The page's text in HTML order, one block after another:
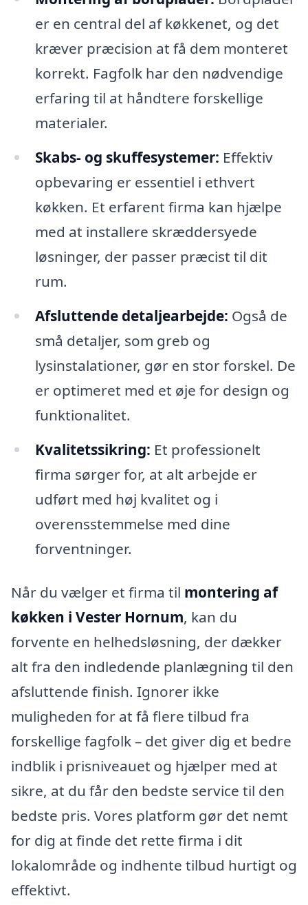
er en central del af køkkenet, og det
kræver præcision at få dem monteret
korrekt. Fagfolk har den nødvendige
erfaring til at håndtere forskellige
materialer.
Skabs- og skuffesystemer: Effektiv
opbevaring er essentiel i ethvert
køkken. Et erfarent firma kan hjælpe
med at installere skræddersyede
løsninger, der passer præcist til dit
rum.
Afsluttende detaljearbejde: Også de
små detaljer, som greb og
lysinstalationer, gør en stor forskel. De
er optimeret med et øje for design og
funktionalitet.
Kvalitetssikring: Et professionelt
firma sørger for, at alt arbejde er
udført med høj kvalitet og i
overensstemmelse med dine
forventninger.
Når du vælger et firma til montering af
køkken i Vester Hornum, kan du
forvente en helhedsløsning, der dækker
alt fra den indledende planlægning til den
afsluttende finish. Ignorer ikke
muligheden for at få flere tilbud fra
forskellige fagfolk – det giver dig et bedre
indblik i prisniveauet og hjælper med at
sikre, at du får den bedste service til den
bedste pris. Vores platform gør det nemt
for dig at finde det rette firma i dit
lokalområde og indhente tilbud hurtigt og
effektivt.